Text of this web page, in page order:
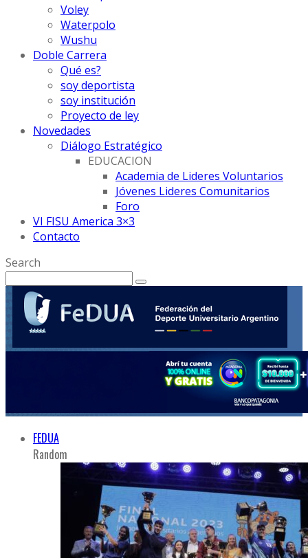
Voley
Waterpolo
Wushu
Doble Carrera
Qué es?
soy deportista
soy institución
Proyecto de ley
Novedades
Diálogo Estratégico
EDUCACION
Academia de Lideres Voluntarios
Jóvenes Lideres Comunitarios
Foro
VI FISU America 3×3
Contacto
Search
FEDUA
Random